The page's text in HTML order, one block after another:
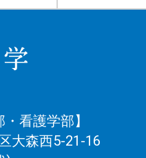
看護学部】
大森西5-21-16